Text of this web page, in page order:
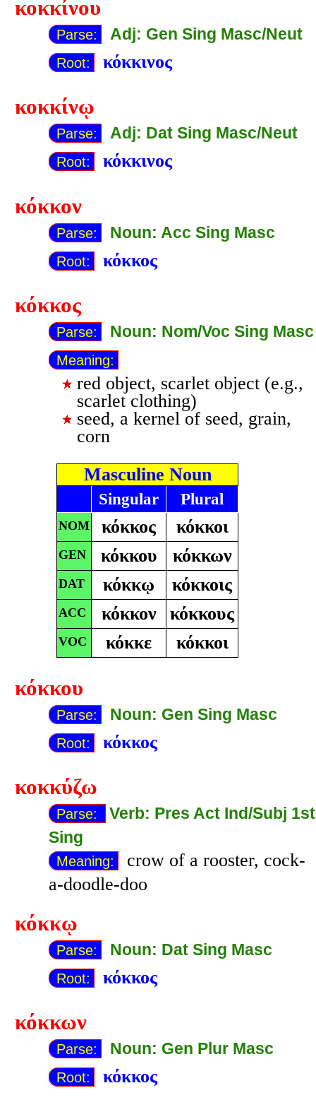
κοκκίνου
Parse: Adj: Gen Sing Masc/Neut
Root: κόκκινος
κοκκίνῳ
Parse: Adj: Dat Sing Masc/Neut
Root: κόκκινος
κόκκον
Parse: Noun: Acc Sing Masc
Root: κόκκος
κόκκος
Parse: Noun: Nom/Voc Sing Masc
Meaning:
red object, scarlet object (e.g.,
scarlet clothing)
seed, a kernel of seed, grain,
corn
Masculine Noun
Singular Plural
NOM κόκκος κόκκοι
GEN κόκκου κόκκων
DAT κόκκῳ κόκκοις
ACC κόκκον κόκκους
VOC κόκκε κόκκοι
κόκκου
Parse: Noun: Gen Sing Masc
Root: κόκκος
κοκκύζω
Parse:
Verb: Pres Act Ind/Subj 1st
Sing
Meaning:
crow of a rooster, cock-
a-doodle-doo
κόκκῳ
Parse: Noun: Dat Sing Masc
Root: κόκκος
κόκκων
Parse: Noun: Gen Plur Masc
Root: κόκκος